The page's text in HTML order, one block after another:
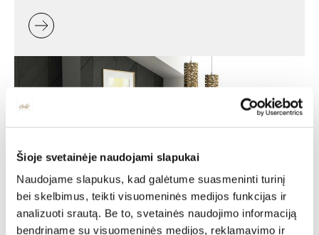
Šioje svetainėje naudojami slapukai
Naudojame slapukus, kad galėtume suasmeninti turinį
bei skelbimus, teikti visuomeninės medijos funkcijas ir
analizuoti srautą. Be to, svetainės naudojimo informaciją
bendriname su visuomeninės medijos, reklamavimo ir